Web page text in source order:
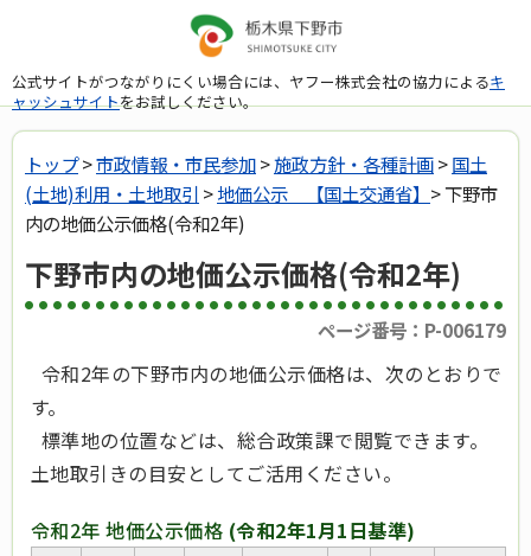
公式サイトがつながりにくい場合には、ヤフー株式会社の協力によるキ
ャッシュサイトをお試しください。
トップ>市政情報・市民参加>施政方針・各種計画>国土
(土地)利用・土地取引 >地価公示 【国土交通省】 > 下野市
内の地価公示価格(令和2年)
下野市内の地価公示価格(令和2年)
ページ番号：P-006179
令和2年の下野市内の地価公示価格は、次のとおりで
す。
標準地の位置などは、総合政策課で閲覧できます。
土地取引きの目安としてご活用ください。
令和2年 地価公示価格 (令和2年1月1日基準)